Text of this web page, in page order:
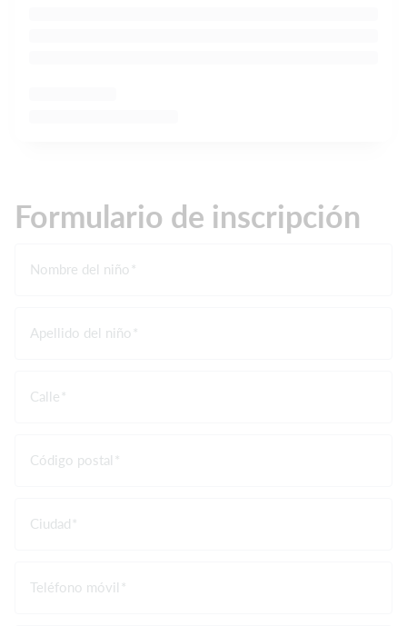
Formulario de inscripción
Nombre del niño
Apellido del niño
Calle
Código postal
Ciudad
Teléfono móvil